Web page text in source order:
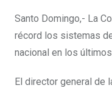
Santo Domingo,- La
récord los sistemas
nacional en los
El director general de